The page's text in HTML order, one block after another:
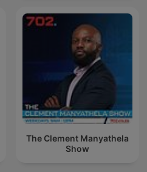
The Clement Manyathela
Show